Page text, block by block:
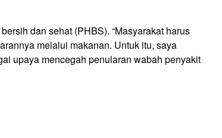
dan sehat (PHBS). “Masyarakat harus
melalui makanan. Untuk itu, saya
upaya mencegah penularan wabah penyakit